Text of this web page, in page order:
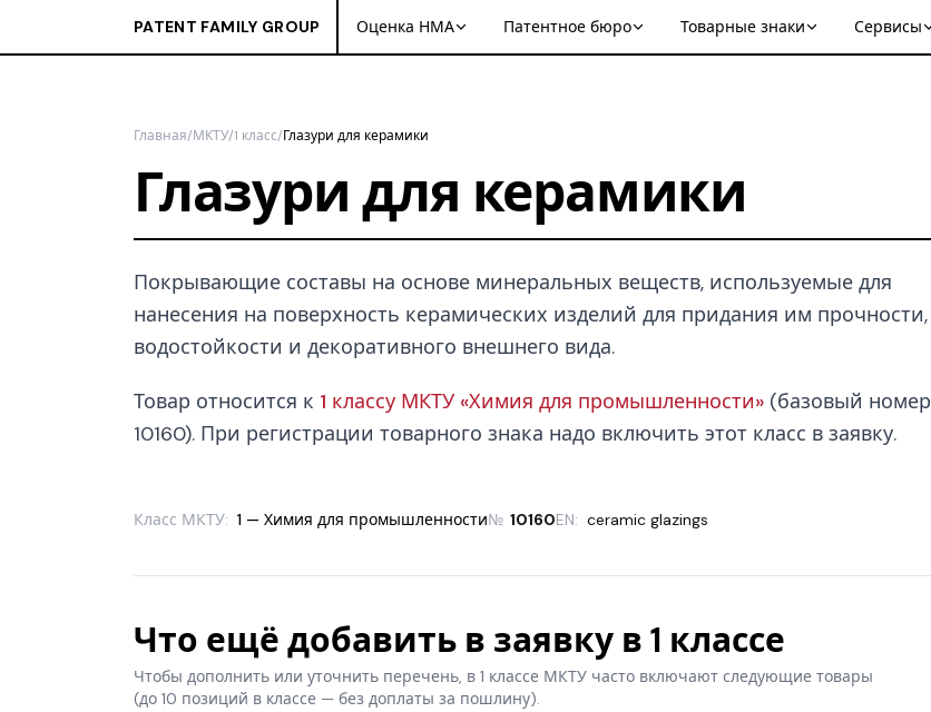
PATENT FAMILY GROUP Оценка НМА Патентное бюро Товарные знаки Сервисы
Главная/МКТУ/1 класс/Глазури для керамики
Глазури для керамики
Покрывающие составы на основе минеральных веществ, используемые для
нанесения на поверхность керамических изделий для придания им прочности,
водостойкости и декоративного внешнего вида.
Товар относится к 1 классу МКТУ «Химия для промышленности» (базовый номер
10160). При регистрации товарного знака надо включить этот класс в заявку.
Класс МКТУ: 1 — Химия для промышленности№ 10160EN: ceramic glazings
Что ещё добавить в заявку в 1 классе
Чтобы дополнить или уточнить перечень, в 1 классе МКТУ часто включают следующие товары
(до 10 позиций в классе — без доплаты за пошлину).